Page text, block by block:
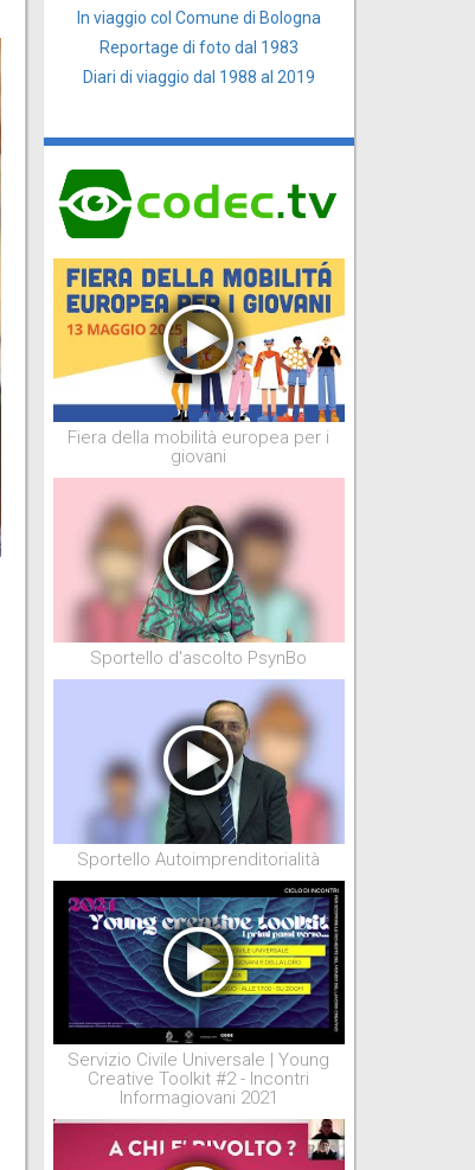
In viaggio col Comune di Bologna
Reportage di foto dal 1983
Diari di viaggio dal 1988 al 2019
Fiera della mobilità europea per i
giovani
Sportello d'ascolto PsynBo
Sportello Autoimprenditorialità
Servizio Civile Universale | Young
Creative Toolkit #2 - Incontri
Informagiovani 2021